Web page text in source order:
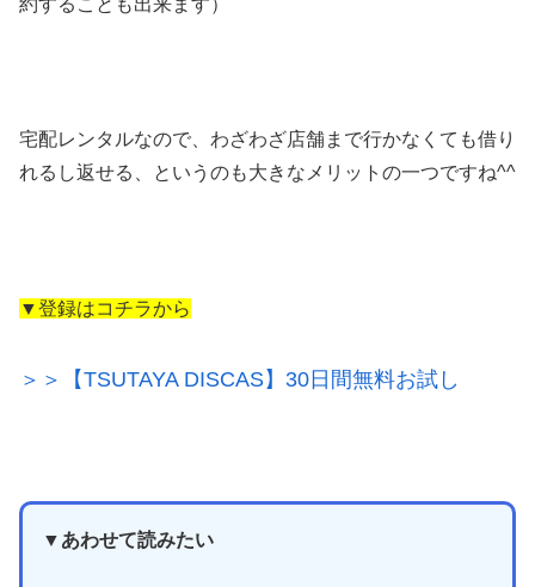
宅配レンタルなので、わざわざ店舗まで行かなくても借り
れるし返せる、というのも大きなメリットの一つですね^^
▼登録はコチラから
＞＞【TSUTAYA DISCAS】30日間無料お試し
▼あわせて読みたい